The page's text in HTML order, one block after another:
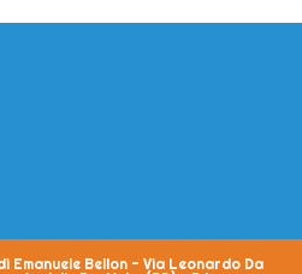
Bellon - Via Leonardo Da